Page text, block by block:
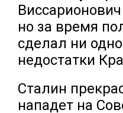
но за время
сделал ни
недостатки
Сталин
нападет на